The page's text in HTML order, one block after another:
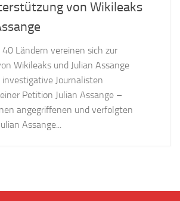
von Wikileaks
40 Ländern vereinen sich zur
Wikileaks und Julian Assange
Journalisten
Petition Julian Assange –
angegriffenen und verfolgten
Assange...